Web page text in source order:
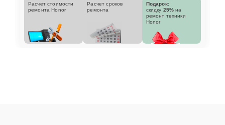
Расчет стоимости
ремонта Honor
Расчет сроков
ремонта
Подарок:
скидку 25% на
ремонт техники
Honor